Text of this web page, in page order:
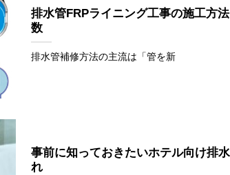
排水管FRPライニング工事の施工方
数
排水管補修方法の主流は「管を新
事前に知っておきたいホテル向け排
れ